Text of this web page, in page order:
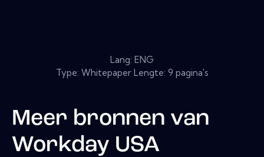
Lang: ENG
Type: Whitepaper Lengte: 9 pagina's
Meer bronnen van
Workday USA